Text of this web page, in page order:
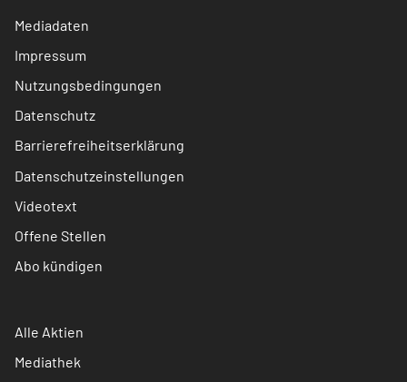
Mediadaten
Impressum
Nutzungsbedingungen
Datenschutz
Barrierefreiheitserklärung
Datenschutzeinstellungen
Videotext
Offene Stellen
Abo kündigen
Alle Aktien
Mediathek